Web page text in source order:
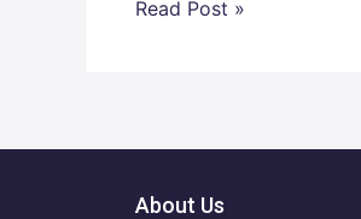
Read Post »
About Us